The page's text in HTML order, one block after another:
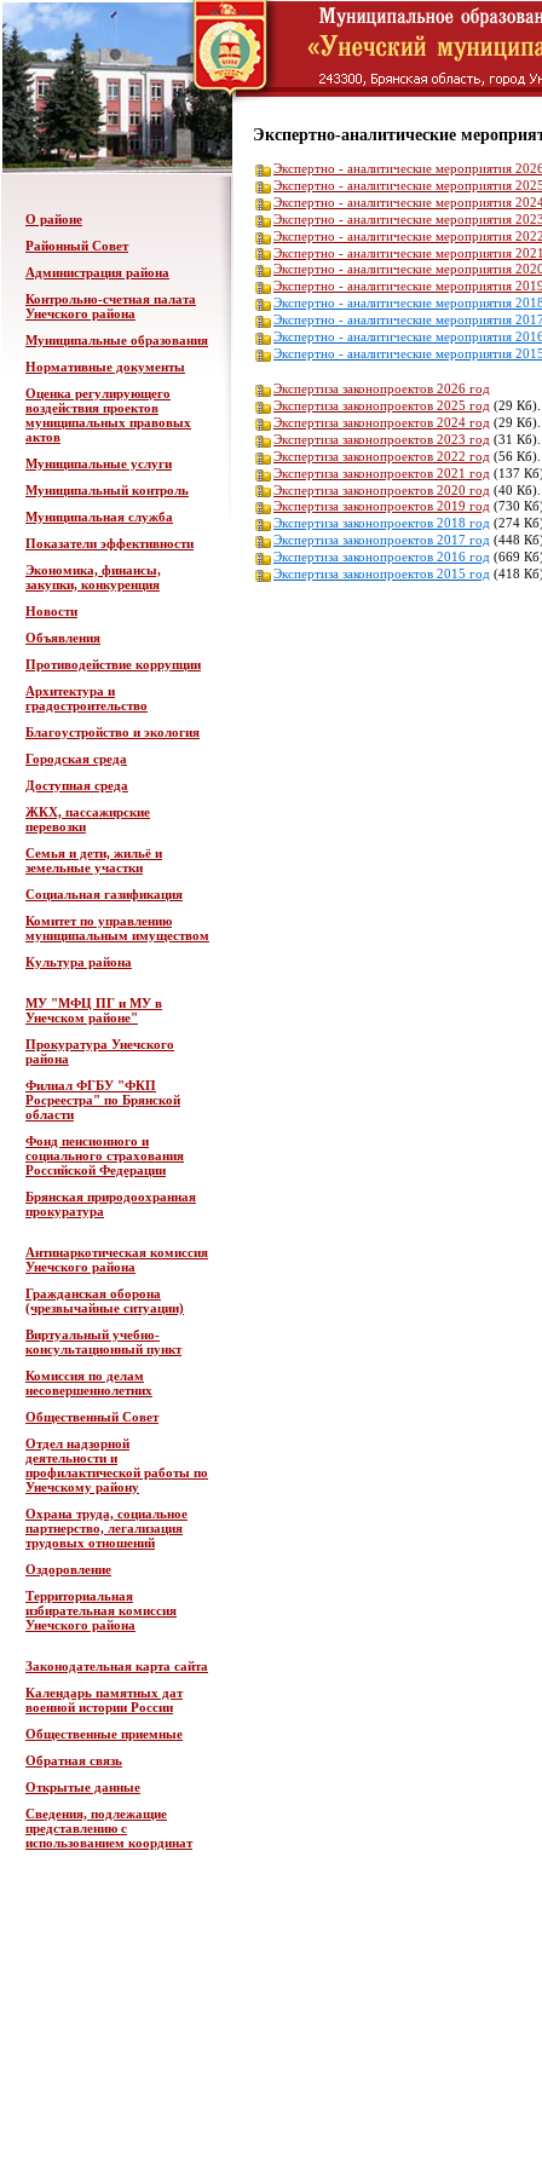
О районе
Районный Совет
Администрация района
Контрольно-счетная палата
Унечского района
Муниципальные образования
Нормативные документы
Оценка регулирующего
воздействия проектов
муниципальных правовых
актов
Муниципальные услуги
Муниципальный контроль
Муниципальная служба
Показатели эффективности
Экономика, финансы,
закупки, конкуренция
Новости
Объявления
Противодействие коррупции
Архитектура и
градостроительство
Благоустройство и экология
Городская среда
Доступная среда
ЖКХ, пассажирские
перевозки
Семья и дети, жильё и
земельные участки
Социальная газификация
Комитет по управлению
муниципальным имуществом
Культура района
МУ "МФЦ ПГ и МУ в
Унечском районе"
Прокуратура Унечского
района
Филиал ФГБУ "ФКП
Росреестра" по Брянской
области
Фонд пенсионного и
социального страхования
Российской Федерации
Брянская природоохранная
прокуратура
Антинаркотическая комиссия
Унечского района
Гражданская оборона
(чрезвычайные ситуации)
Виртуальный учебно-
консультационный пункт
Комиссия по делам
несовершеннолетних
Общественный Совет
Отдел надзорной
деятельности и
профилактической работы по
Унечскому району
Охрана труда, социальное
партнерство, легализация
трудовых отношений
Оздоровление
Территориальная
избирательная комиссия
Унечского района
Законодательная карта сайта
Календарь памятных дат
военной истории России
Общественные приемные
Обратная связь
Открытые данные
Сведения, подлежащие
представлению с
использованием координат
Экспертно-аналитические
Экспертно - аналитические мероприятия
Экспертно - аналитические мероприятия
Экспертно - аналитические мероприятия
Экспертно - аналитические мероприятия
Экспертно - аналитические мероприятия
Экспертно - аналитические мероприятия
Экспертно - аналитические мероприятия
Экспертно - аналитические мероприятия
Экспертно - аналитические мероприятия
Экспертно - аналитические мероприятия
Экспертно - аналитические мероприятия
Экспертно - аналитические мероприятия
Экспертиза законопроектов 2026 год
Экспертиза законопроектов 2025 год (29 Кб).
Экспертиза законопроектов 2024 год (29 Кб).
Экспертиза законопроектов 2023 год (31 Кб).
Экспертиза законопроектов 2022 год (56 Кб).
Экспертиза законопроектов 2021 год (137
Экспертиза законопроектов 2020 год (40 Кб).
Экспертиза законопроектов 2019 год (730
Экспертиза законопроектов 2018 год (274
Экспертиза законопроектов 2017 год (448
Экспертиза законопроектов 2016 год (669
Экспертиза законопроектов 2015 год (418